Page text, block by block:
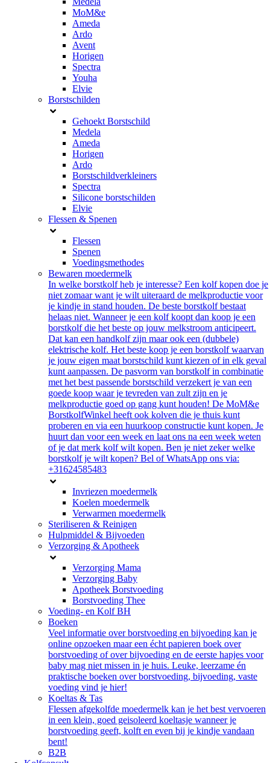
MoM&e
Ameda
Ardo
Avent
Horigen
Spectra
Youha
Elvie
Borstschilden
Gehoekt Borstschild
Medela
Ameda
Horigen
Ardo
Borstschildverkleiners
Spectra
Silicone borstschilden
Elvie
Flessen & Spenen
Flessen
Spenen
Voedingsmethodes
Bewaren moedermelk
In welke borstkolf heb je interesse? Een kolf kopen doe je
niet zomaar want je wilt uiteraard de melkproductie voor
je kindje in stand houden. De beste borstkolf bestaat
helaas niet. Wanneer je een kolf koopt dan koop je een
borstkolf die het beste op jouw melkstroom anticipeert.
Dat kan een handkolf zijn maar ook een (dubbele)
elektrische kolf. Het beste koop je een borstkolf waarvan
je jouw eigen maat borstschild kunt kiezen of in elk geval
kunt aanpassen. De pasvorm van borstkolf in combinatie
met het best passende borstschild verzekert je van een
goede koop waar je tevreden van zult zijn en je
melkproductie goed op gang kunt houden! De MoM&e
BorstkolfWinkel heeft ook kolven die je thuis kunt
proberen en via een huurkoop constructie kunt kopen. Je
huurt dan voor een week en laat ons na een week weten
of je dat merk kolf wilt kopen. Ben je niet zeker welke
borstkolf je wilt kopen? Bel of WhatsApp ons via:
+31624585483
Invriezen moedermelk
Koelen moedermelk
Verwarmen moedermelk
Steriliseren & Reinigen
Hulpmiddel & Bijvoeden
Verzorging & Apotheek
Verzorging Mama
Verzorging Baby
Apotheek Borstvoeding
Borstvoeding Thee
Voeding- en Kolf BH
Boeken
Veel informatie over borstvoeding en bijvoeding kan je
online opzoeken maar een écht papieren boek over
borstvoeding of over bijvoeding en de eerste hapjes voor
baby mag niet missen in je huis. Leuke, leerzame én
praktische boeken over borstvoeding, bijvoeding, vaste
voeding vind je hier!
Koeltas & Tas
Flessen afgekolfde moedermelk kan je het best vervoeren
in een klein, goed geisoleerd koeltasje wanneer je
borstvoeding geeft, kolft en even bij je kindje vandaan
bent!
B2B